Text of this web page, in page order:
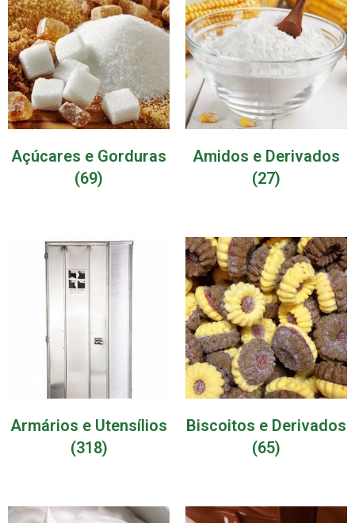
Açúcares e Gorduras
(69)
Amidos e Derivados
(27)
Armários e Utensílios
(318)
Biscoitos e Derivados
(65)